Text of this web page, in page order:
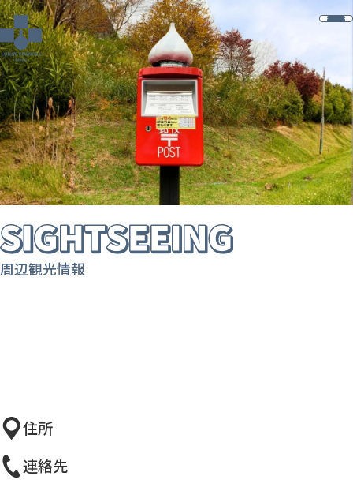
周辺観光情報
住所
連絡先